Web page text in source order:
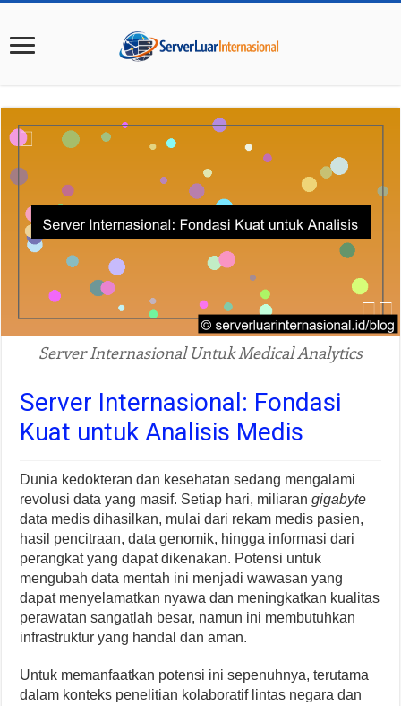
Server Internasional Untuk Medical Analytics
Server Internasional: Fondasi
Kuat untuk Analisis Medis
Dunia kedokteran dan kesehatan sedang mengalami
revolusi data yang masif. Setiap hari, miliarangigabyte
data medis dihasilkan, mulai dari rekam medis pasien,
hasil pencitraan, data genomik, hingga informasi dari
perangkat yang dapat dikenakan. Potensi untuk
mengubah data mentah ini menjadi wawasan yang
dapat menyelamatkan nyawa dan meningkatkan kualitas
perawatan sangatlah besar, namun ini membutuhkan
infrastruktur yang handal dan aman.
Untuk memanfaatkan potensi ini sepenuhnya, terutama
dalam konteks penelitian kolaboratif lintas negara dan